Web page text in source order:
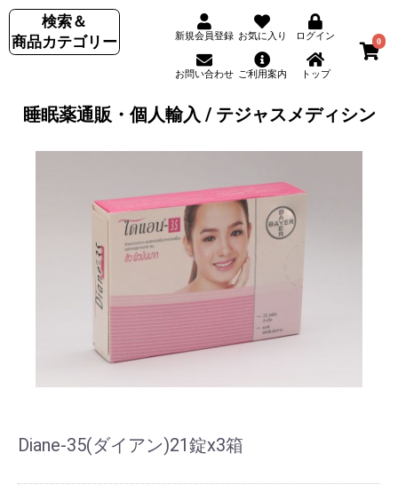
検索＆
商品カテゴリー
新規会員登録 お気に入り ログイン
お問い合わせ ご利用案内 トップ
0
睡眠薬通販・個人輸入 / テジャスメディシン
Diane-35(ダイアン)21錠x3箱